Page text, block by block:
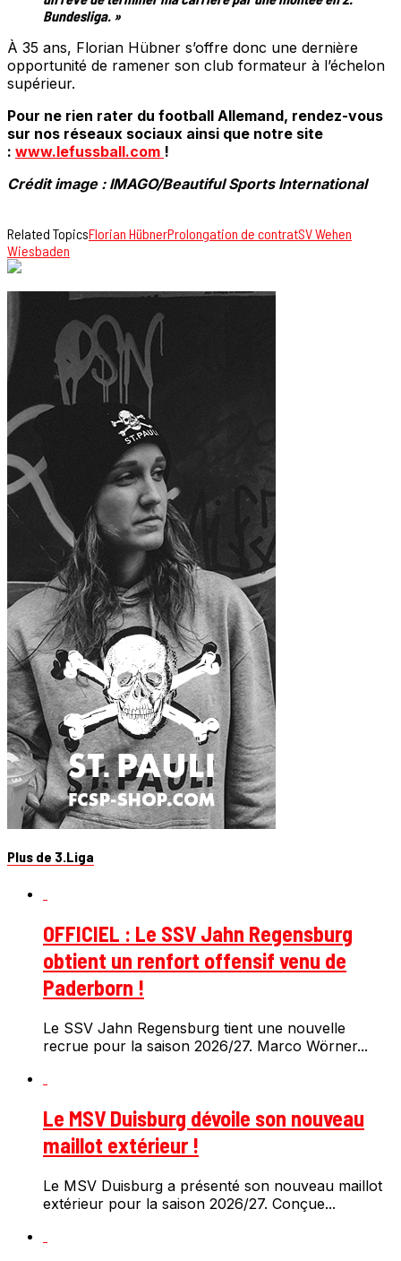
Bundesliga. »
À 35 ans, Florian Hübner s’offre donc une dernière
opportunité de ramener son club formateur à l’échelon
supérieur.
Pour ne rien rater du football Allemand, rendez-vous
sur nos réseaux sociaux ainsi que notre site
: www.lefussball.com !
Crédit image : IMAGO/Beautiful Sports International
Related TopicsFlorian HübnerProlongation de contratSV Wehen
Wiesbaden
Plus de 3.Liga
OFFICIEL : Le SSV Jahn Regensburg
obtient un renfort offensif venu de
Paderborn !
Le SSV Jahn Regensburg tient une nouvelle
recrue pour la saison 2026/27. Marco Wörner...
Le MSV Duisburg dévoile son nouveau
maillot extérieur !
Le MSV Duisburg a présenté son nouveau maillot
extérieur pour la saison 2026/27. Conçue...